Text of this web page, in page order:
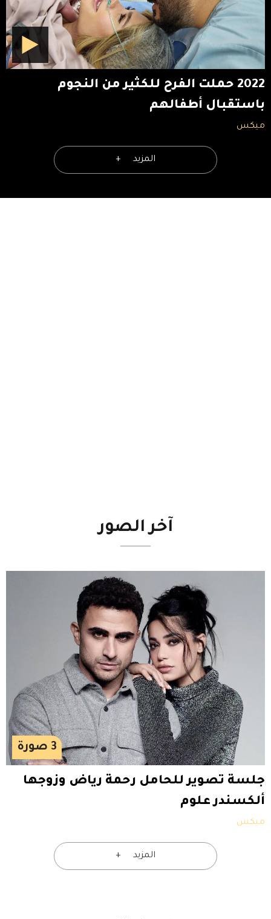
2022 حملت الفرح للكثير من النجوم
باستقبال أطفالهم
ميكس
المزيد
آخر الصور
3 صورة
جلسة تصوير للحامل رحمة رياض وزوجها
ألكسندر علوم
ميكس
المزيد